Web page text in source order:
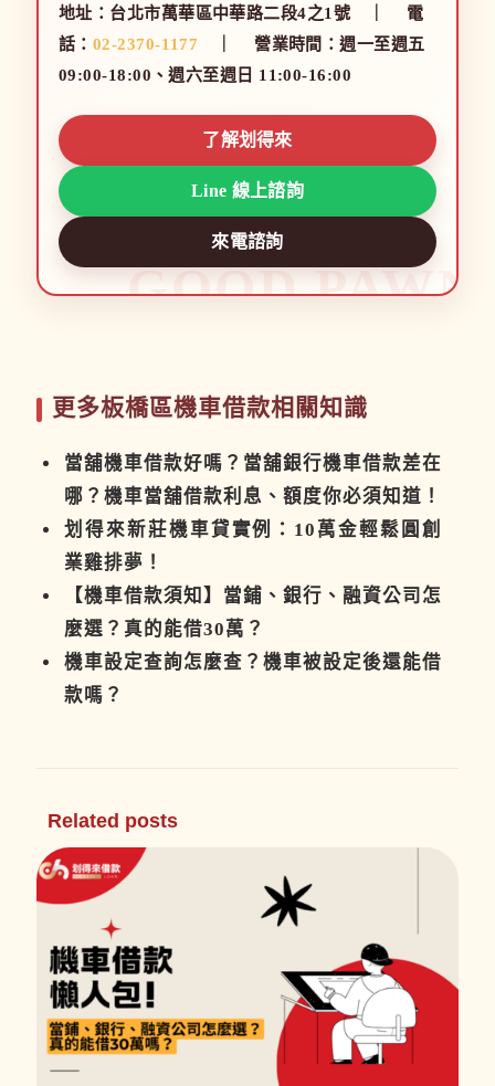
地址：台北市萬華區中華路二段4之1號 ｜ 電
話： 02-2370-1177 ｜ 營業時間：週一至週五
09:00-18:00、週六至週日 11:00-16:00
了解划得來
Line 線上諮詢
來電諮詢
更多板橋區機車借款相關知識
當舖機車借款好嗎？當舖銀行機車借款差在
哪？機車當舖借款利息、額度你必須知道！
划得來新莊機車貸實例：10萬金輕鬆圓創
業雞排夢！
【機車借款須知】當鋪、銀行、融資公司怎
麼選？真的能借30萬？
機車設定查詢怎麼查？機車被設定後還能借
款嗎？
Related posts